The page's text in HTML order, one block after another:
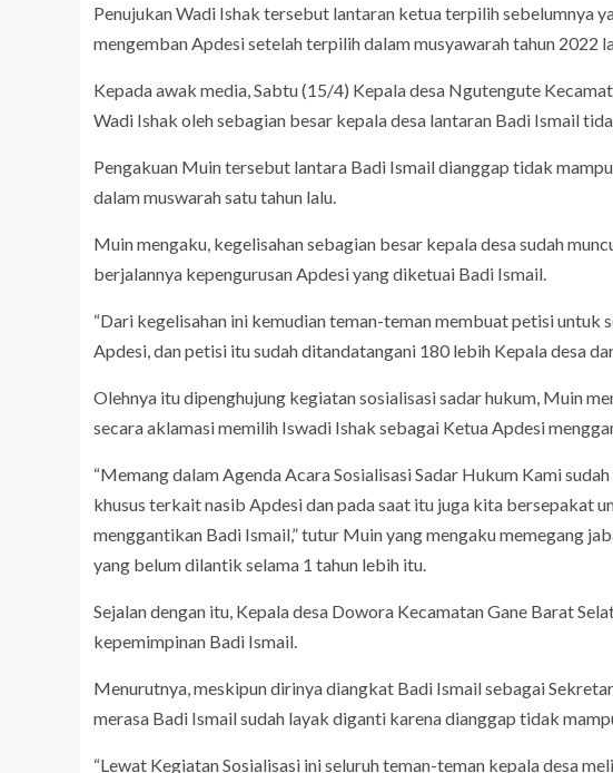
Penujukan Wadi Ishak tersebut lantaran ketua terpilih sebelumnya
mengemban Apdesi setelah terpilih dalam musyawarah tahun 2022
Kepada awak media, Sabtu (15/4) Kepala desa Ngutengute
Wadi Ishak oleh sebagian besar kepala desa lantaran Badi Ismail
Pengakuan Muin tersebut lantara Badi Ismail dianggap tidak
dalam muswarah satu tahun lalu.
Muin mengaku, kegelisahan sebagian besar kepala desa sudah
berjalannya kepengurusan Apdesi yang diketuai Badi Ismail.
“Dari kegelisahan ini kemudian teman-teman membuat petisi untuk
Apdesi, dan petisi itu sudah ditandatangani 180 lebih Kepala desa
Olehnya itu dipenghujung kegiatan sosialisasi sadar hukum, Muin
secara aklamasi memilih Iswadi Ishak sebagai Ketua Apdesi
“Memang dalam Agenda Acara Sosialisasi Sadar Hukum Kami
khusus terkait nasib Apdesi dan pada saat itu juga kita bersepakat
menggantikan Badi Ismail,” tutur Muin yang mengaku memegang
yang belum dilantik selama 1 tahun lebih itu.
Sejalan dengan itu, Kepala desa Dowora Kecamatan Gane Barat
kepemimpinan Badi Ismail.
Menurutnya, meskipun dirinya diangkat Badi Ismail sebagai
merasa Badi Ismail sudah layak diganti karena dianggap tidak
“Lewat Kegiatan Sosialisasi ini seluruh teman-teman kepala desa